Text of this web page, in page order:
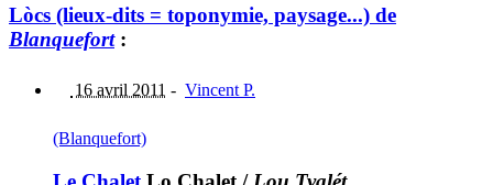
Lòcs (lieux-dits = toponymie, paysage...) de
Blanquefort:
16 avril 2011 - Vincent P.
(Blanquefort)